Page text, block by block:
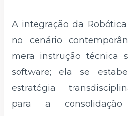
A integração da
no cenário
mera instrução técnica
software; ela se
estratégia
para a